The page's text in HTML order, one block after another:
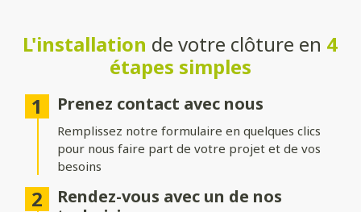
: moderne, léger et résistant à la corrosion.
Composite
d’entretien.
: économique, durable et facile à entretenir.
Bois: naturel et chaleureux, idéal pour un extérieur
authentique.
L'installation de votre clôture en 4
étapes simples
Prenez contact avec nous
Remplissez notre formulaire en quelques clics
pour nous faire part de votre projet et de vos
besoins
Rendez-vous avec un de nos